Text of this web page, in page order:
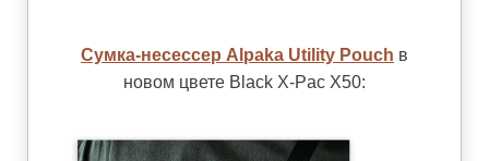
Сумка-несессер Alpaka Utility Pouch в
новом цвете Black X-Pac X50: